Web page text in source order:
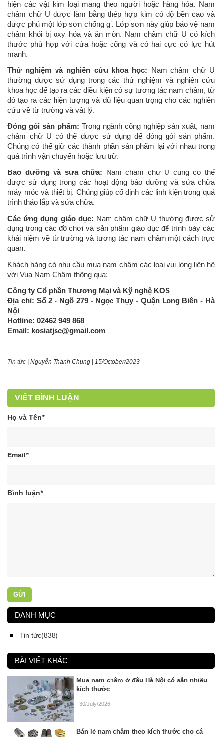
hiện các vật kim loại mang theo người hoặc hàng hóa. Nam
châm chữ U được làm bằng thép hợp kim có độ bền cao và
được phủ một lớp sơn chống gỉ. Lớp sơn này giúp bảo vệ nam
châm khỏi bị oxy hóa và ăn mòn. Nam châm chữ U có kích
thước phù hợp với cửa hoặc cổng và có hai cực có lực hút
mạnh.
Thử nghiệm và nghiên cứu khoa học: Nam châm chữ U
thường được sử dụng trong các thử nghiệm và nghiên cứu
khoa học để tạo ra các điều kiện có sự tương tác nam châm, từ
đó tạo ra các hiện tượng và dữ liệu quan trọng cho các nghiên
cứu về từ trường và vật lý.
Đóng gói sản phẩm: Trong ngành công nghiệp sản xuất, nam
châm chữ U có thể được sử dụng để đóng gói sản phẩm.
Chúng có thể giữ các thành phần sản phẩm lại với nhau trong
quá trình vận chuyển hoặc lưu trữ.
Bảo dưỡng và sửa chữa: Nam châm chữ U cũng có thể
được sử dụng trong các hoạt động bảo dưỡng và sửa chữa
máy móc và thiết bị. Chúng giúp cố định các linh kiện trong quá
trình tháo lắp và sửa chữa.
Các ứng dụng giáo dục: Nam châm chữ U thường được sử
dụng trong các đồ chơi và sản phẩm giáo dục để trình bày các
khái niệm về từ trường và tương tác nam châm một cách trực
quan.
Khách hàng có nhu cầu mua nam châm các loại vui lòng liên hệ
với Vua Nam Châm thông qua:
Công ty Cổ phần Thương Mại và Kỹ nghệ KOS
Địa chỉ: Số 2 - Ngõ 279 - Ngọc Thụy - Quận Long Biên - Hà
Nội
Hotline: 02462 949 868
Email: kosiatjsc@gmail.com
Tin tức Nguyễn Thành Chung 15/October/2023
VIẾT BÌNH LUẬN
Họ và Tên*
Email*
Bình luận*
GỬI
DANH MỤC
Tin tức(838)
BÀI VIẾT KHÁC
Mua nam châm ở đâu Hà Nội có sẵn nhiều
kích thước
30/July/2026
Bán lẻ nam châm theo kích thước cho cá